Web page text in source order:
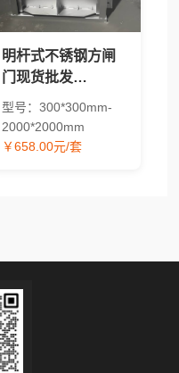
明杆式不锈钢方闸
门现货批发
_304/316材质方形
水工闸门价格
型号：300*300mm-
2000*2000mm
￥658.00元/套